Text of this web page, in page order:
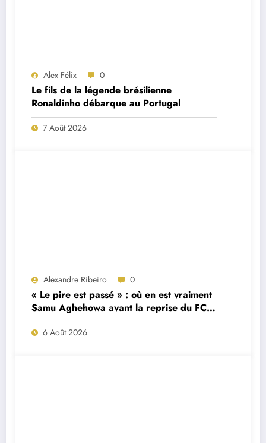
Alex Félix 0
Le fils de la légende brésilienne
Ronaldinho débarque au Portugal
7 Août 2026
Alexandre Ribeiro 0
« Le pire est passé » : où en est vraiment
Samu Aghehowa avant la reprise du FC
Porto ?
6 Août 2026